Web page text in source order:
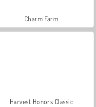
Charm Farm
Harvest Honors Classic